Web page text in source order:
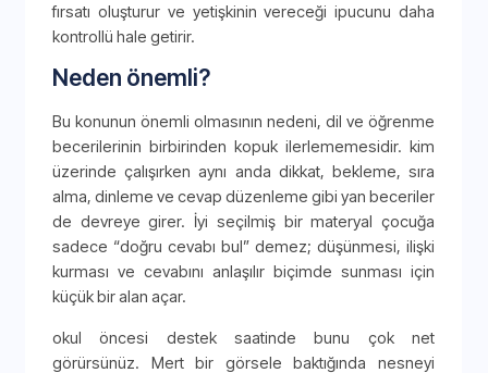
fırsatı oluşturur ve yetişkinin vereceği ipucunu daha
kontrollü hale getirir.
Neden önemli?
Bu konunun önemli olmasının nedeni, dil ve öğrenme
becerilerinin birbirinden kopuk ilerlememesidir. kim
üzerinde çalışırken aynı anda dikkat, bekleme, sıra
alma, dinleme ve cevap düzenleme gibi yan beceriler
de devreye girer. İyi seçilmiş bir materyal çocuğa
sadece “doğru cevabı bul” demez; düşünmesi, ilişki
kurması ve cevabını anlaşılır biçimde sunması için
küçük bir alan açar.
okul öncesi destek saatinde bunu çok net
görürsünüz. Mert bir görsele baktığında nesneyi